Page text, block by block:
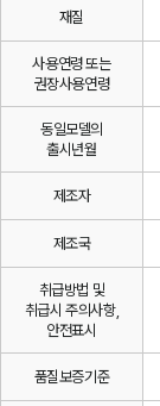
재질
사용연령 또는
권장사용연령
동일모델의
출시년월
제조자
제조국
취급방법 및
취급시 주의사항,
안전표시
품질보증기준